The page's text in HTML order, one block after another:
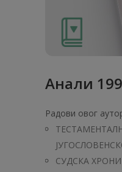
Анaли
Радови овог
СУДСКА